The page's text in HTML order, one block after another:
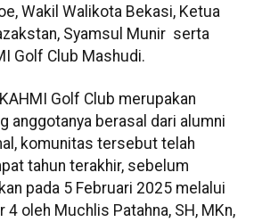
Wakil Walikota Bekasi, Ketua
Syamsul Munir serta
Golf Club Mashudi.
Golf Club merupakan
anggotanya berasal dari alumni
komunitas tersebut telah
tahun terakhir, sebelum
pada 5 Februari 2025 melalui
oleh Muchlis Patahna, SH, MKn,